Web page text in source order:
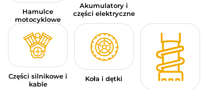
PORADY
SKONTAKTUJ SIĘ Z NAMI
Hamulce
motocyklowe
Akumulatory i
części elektryczne
Części silnikowe i
kable
Koła i dętki